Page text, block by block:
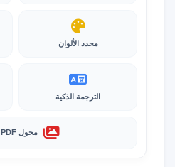
محدد الألوان
الترجمة الذكية
محول PDF إلى صور